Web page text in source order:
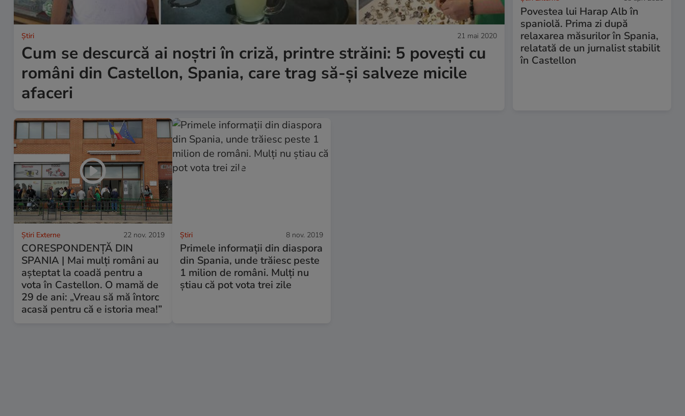
Ştiri 21 mai 2020
Cum se descurcă ai noștri în criză, printre străini: 5 poveşti cu
români din Castellon, Spania, care trag să-și salveze micile
afaceri
Povestea lui Harap Alb în
spaniolă. Prima zi după
relaxarea măsurilor în Spania,
relatată de un jurnalist stabilit
în Castellon
Știri Externe 22 nov. 2019
CORESPONDENȚĂ DIN
SPANIA | Mai mulți români au
așteptat la coadă pentru a
vota în Castellon. O mamă de
29 de ani: „Vreau să mă întorc
acasă pentru că e istoria mea!”
Ştiri 8 nov. 2019
Primele informații din diaspora
din Spania, unde trăiesc peste
1 milion de români. Mulți nu
știau că pot vota trei zile